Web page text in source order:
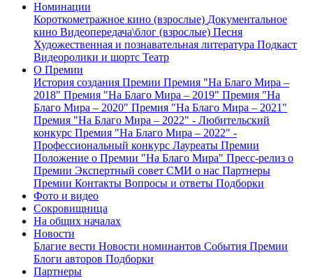
Номинации
Короткометражное кино (взрослые) Документальное
кино Видеопередача\блог (взрослые) Песня
Художественная и познавательная литература Подкаст
Видеоролики и шортс Театр
О Премии
История создания Премии Премия "На Благо Мира –
2018" Премия "На Благо Мира – 2019" Премия "На
Благо Мира – 2020" Премия "На Благо Мира – 2021"
Премия "На Благо Мира – 2022" - Любительский
конкурс Премия "На Благо Мира – 2022" -
Профессиональный конкурс Лауреаты Премии
Положение о Премии "На Благо Мира" Пресс-релиз о
Премии Экспертный совет СМИ о нас Партнеры
Премии Контакты Вопросы и ответы Подборки
Фото и видео
Сокровищница
На общих началах
Новости
Благие вести Новости номинантов События Премии
Блоги авторов Подборки
Партнеры